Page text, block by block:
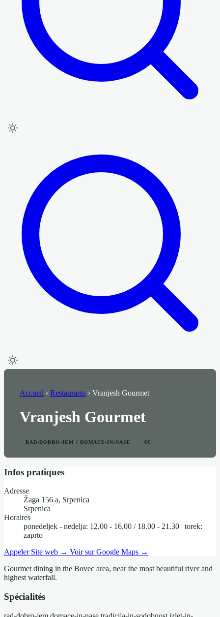
Accueil › Restaurants › Vranjesh Gourmet
Vranjesh Gourmet
RAD-DOBRO-JEM / DOMACE-IN-NASE €€
Infos pratiques
Adresse
Žaga 156 a, Srpenica
Srpenica
Horaires
ponedeljek - nedelja: 12.00 - 16.00 / 18.00 - 21.30 | torek:
zaprto
Appeler Site web → Voir sur Google Maps →
Gourmet dining in the Bovec area, near the most beautiful river and
highest waterfall.
Spécialités